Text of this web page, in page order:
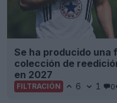
Se ha producido una
colección de
en 2027
FILTRACIÓN 6 1 0